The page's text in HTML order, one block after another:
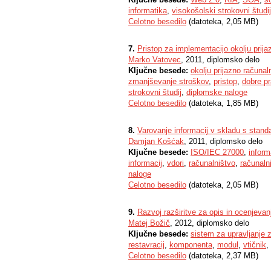
informatika, visokošolski strokovni študij
Celotno besedilo (datoteka, 2,05 MB)
7. Pristop za implementacijo okolju
Marko Vatovec, 2011, diplomsko delo
Ključne besede: okolju prijazno
zmanjševanje stroškov, pristop, dobre
strokovni študij, diplomske naloge
Celotno besedilo (datoteka, 1,85 MB)
8. Varovanje informacij v skladu s
Damjan Košćak, 2011, diplomsko delo
Ključne besede: ISO/IEC 27000,
informacij, vdori, računalništvo,
naloge
Celotno besedilo (datoteka, 2,05 MB)
9. Razvoj razširitve za opis in
Matej Božič, 2012, diplomsko delo
Ključne besede: sistem za upravljanje
restavracij, komponenta, modul , vtičnik,
Celotno besedilo (datoteka, 2,37 MB)